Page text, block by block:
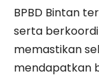
BPBD Bintan
serta
memastikan
mendapatkan